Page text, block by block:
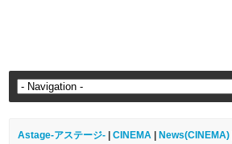
Astage-アステージ- |CINEMA News(CINEMA)